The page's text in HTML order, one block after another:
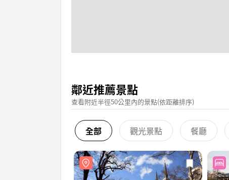
鄰近推薦景點
查看附近半徑50公里內的景點(依距離排序)
全部 觀光景點 餐廳